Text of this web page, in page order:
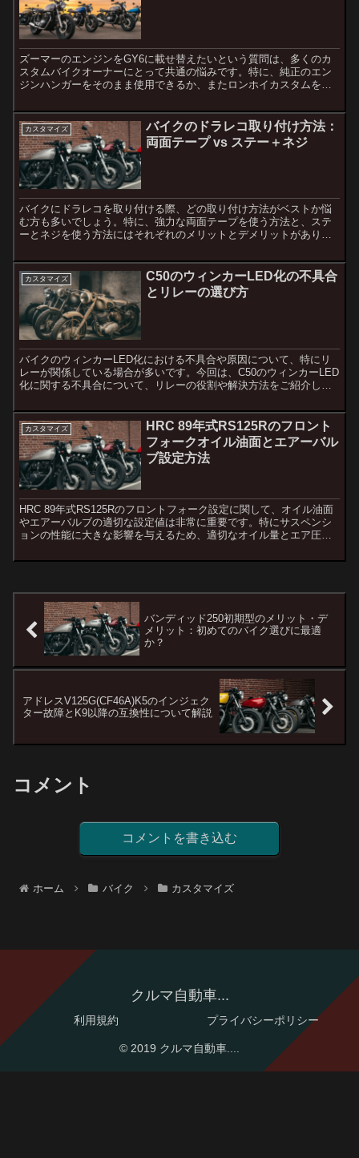
ズーマーのエンジンをGY6に載せ替えたいという質問は、多くのカ
スタムバイクオーナーにとって共通の悩みです。特に、純正のエン
ジンハンガーをそのまま使用できるか、またロンホイカスタムを維
カスタマイズ
バイクのドラレコ取り付け方法：
両面テープ vs ステー＋ネジ
バイクにドラレコを取り付ける際、どの取り付け方法がベストか悩
む方も多いでしょう。特に、強力な両面テープを使う方法と、ステ
ーとネジを使う方法にはそれぞれのメリットとデメリットがありま
ポ...
カスタマイズ
C50のウィンカーLED化の不具合
とリレーの選び方
バイクのウィンカーLED化における不具合や原因について、特にリ
レーが関係している場合が多いです。今回は、C50のウィンカーLED
化に関する不具合について、リレーの役割や解決方法をご紹介しま
カスタマイズ
HRC 89年式RS125Rのフロント
フォークオイル油面とエアーバル
ブ設定方法
HRC 89年式RS125Rのフロントフォーク設定に関して、オイル油面
やエアーバルブの適切な設定値は非常に重要です。特にサスペンシ
ョンの性能に大きな影響を与えるため、適切なオイル量とエア圧の
バンディッド250初期型のメリット・デ
メリット：初めてのバイク選びに最適
か？
アドレスV125G(CF46A)K5のインジェク
ター故障とK9以降の互換性について解説
コメント
コメントを書き込む
ホーム バイク カスタマイズ
クルマ自動車...
利用規約 プライバシーポリシー
© 2019 クルマ自動車....